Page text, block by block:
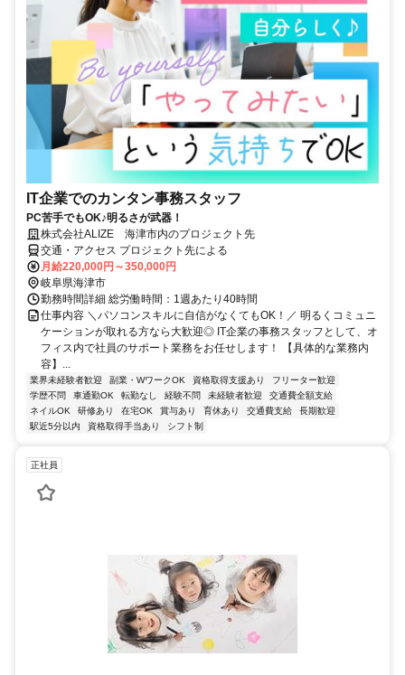
IT企業でのカンタン事務スタッフ
PC苦手でもOK♪明るさが武器！
株式会社ALIZE 海津市内のプロジェクト先
交通・アクセス プロジェクト先による
月給220,000円～350,000円
岐阜県海津市
勤務時間詳細 総労働時間：1週あたり40時間
仕事内容 ＼パソコンスキルに自信がなくてもOK！／ 明るくコミュニ
ケーションが取れる方なら大歓迎◎ IT企業の事務スタッフとして、オ
フィス内で社員のサポート業務をお任せします！ 【具体的な業務内
容】...
業界未経験者歓迎 副業・WワークOK 資格取得支援あり
フリーター歓迎
学歴不問
車通勤OK 転勤なし 経験不問 未経験者歓迎
交通費全額支給
ネイルOK
研修あり 在宅OK 賞与あり 育休あり 交通費支給
長期歓迎
駅近5分以内
資格取得手当あり シフト制
正社員